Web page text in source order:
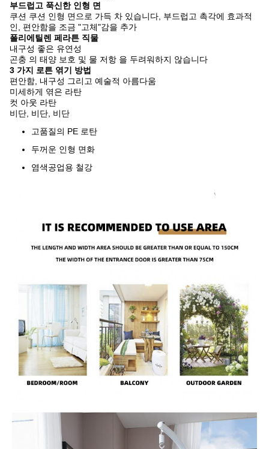
부드럽고 푹신한 인형 면
쿠션 쿠션 인형 면으로 가득 차 있습니다, 부드럽고 촉각에 효과적
인, 편안함을 조금 "고체"감을 추가
폴리에틸렌 페라튼 직물
내구성 좋은 유연성
곤충 의 태양 보호 및 물 저항 을 두려워하지 않습니다
3 가지 로튼 엮기 방법
편안함, 내구성 그리고 예술적 아름다움
미세하게 엮은 라탄
컷 아웃 라탄
비단, 비단, 비단
고품질의 PE 로탄
두꺼운 인형 면화
염색공업용 철강